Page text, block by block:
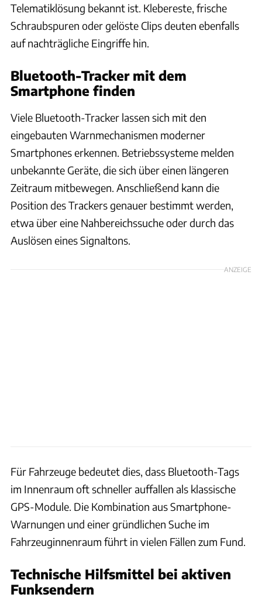
Telematiklösung bekannt ist. Klebereste, frische
Schraubspuren oder gelöste Clips deuten ebenfalls
auf nachträgliche Eingriffe hin.
Bluetooth-Tracker mit dem
Smartphone finden
Viele Bluetooth-Tracker lassen sich mit den
eingebauten Warnmechanismen moderner
Smartphones erkennen. Betriebssysteme melden
unbekannte Geräte, die sich über einen längeren
Zeitraum mitbewegen. Anschließend kann die
Position des Trackers genauer bestimmt werden,
etwa über eine Nahbereichssuche oder durch das
Auslösen eines Signaltons.
ANZEIGE
Für Fahrzeuge bedeutet dies, dass Bluetooth-Tags
im Innenraum oft schneller auffallen als klassische
GPS-Module. Die Kombination aus Smartphone-
Warnungen und einer gründlichen Suche im
Fahrzeuginnenraum führt in vielen Fällen zum Fund.
Technische Hilfsmittel bei aktiven
Funksendern